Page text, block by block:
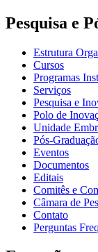
Pesquisa e
Estrutura
Cursos
Programas
Serviços
Pesquisa e
Polo de
Unidade
Pós-
Eventos
Documentos
Editais
Comitês e
Câmara de
Contato
Perguntas